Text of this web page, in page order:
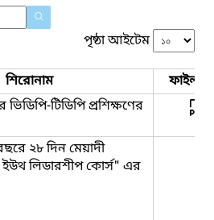
পৃষ্ঠা আইটেম
শিরোনাম
ফাইল
টিডিপি প্রশিক্ষণের
২৮ দিন মেয়াদী
লিডারশীপ কোর্স" এর